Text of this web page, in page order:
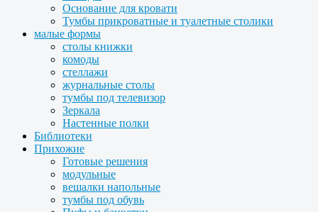
Основание для кровати
Тумбы прикроватные и туалетные столики
малые формы
столы книжки
комоды
стеллажи
журнальные столы
тумбы под телевизор
Зеркала
Настенные полки
Библиотеки
Прихожие
Готовые решения
модульные
вешалки напольные
тумбы под обувь